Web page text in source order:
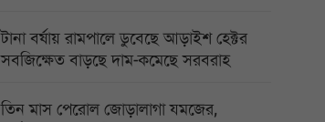
টানা বর্ষায় রামপালে ডুবেছে আড়াইশ হেক্টর
সবজিক্ষেত বাড়ছে দাম-কমেছে সরবরাহ
তিন মাস পেরোল জোড়ালাগা যমজের,